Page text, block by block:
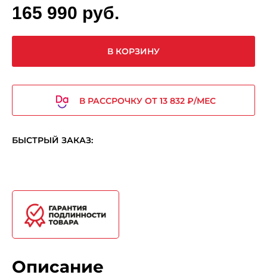
165 990 руб.
В КОРЗИНУ
В РАССРОЧКУ ОТ 13 832 ₽/МЕС
БЫСТРЫЙ ЗАКАЗ:
Описание